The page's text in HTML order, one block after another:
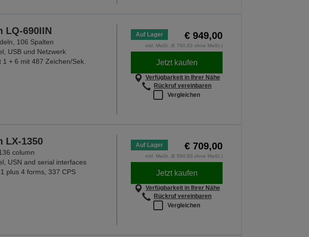
LQ-690IIN
106 Spalten
USB und Netzwerk
1 + 6 mit 487 Zeichen/Sek.
Auf Lager € 949,00
inkl. MwSt. (€ 790,83 ohne MwSt.)
Jetzt kaufen
Verfügbarkeit in Ihrer Nähe
Rückruf vereinbaren
Vergleichen
LX-1350
column
USN and serial interfaces
plus 4 forms, 337 CPS
Auf Lager € 709,00
inkl. MwSt. (€ 590,83 ohne MwSt.)
Jetzt kaufen
Verfügbarkeit in Ihrer Nähe
Rückruf vereinbaren
Vergleichen